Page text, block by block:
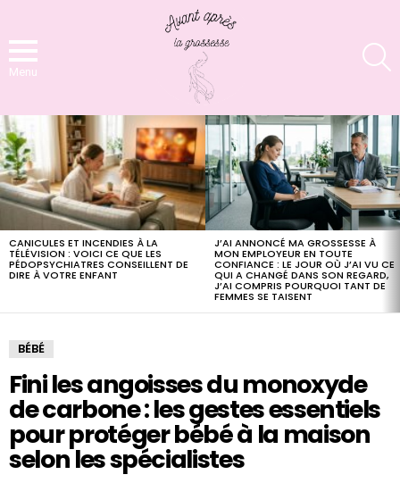
Menu
LATEST
STORIES
CANICULES ET INCENDIES À LA
TÉLÉVISION : VOICI CE QUE LES
PÉDOPSYCHIATRES CONSEILLENT DE
DIRE À VOTRE ENFANT
J’AI ANNONCÉ MA GROSSESSE À
MON EMPLOYEUR EN TOUTE
CONFIANCE : LE JOUR OÙ J’AI VU CE
QUI A CHANGÉ DANS SON REGARD,
J’AI COMPRIS POURQUOI TANT DE
FEMMES SE TAISENT
BÉBÉ
Fini les angoisses du monoxyde
de carbone : les gestes essentiels
pour protéger bébé à la maison
selon les spécialistes